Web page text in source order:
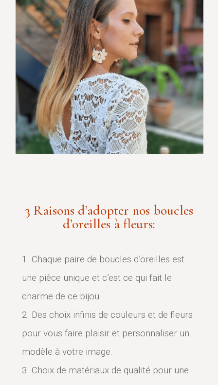
3 Raisons d’adopter nos boucles
d’oreilles à fleurs:
Chaque paire de boucles d’oreilles est
une pièce unique et c’est ce qui fait le
charme de ce bijou.
Des choix infinis de couleurs et de fleurs
pour vous faire plaisir et personnaliser un
modèle à votre image.
Choix de matériaux de qualité pour une